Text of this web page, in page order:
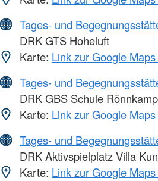
Tages- und
DRK GTS Hoheluft
Karte: Link zur Google
Tages- und
DRK GBS Schule Rönnkamp
Karte: Link zur Google
Tages- und
DRK Aktivspielplatz Villa
Karte: Link zur Google